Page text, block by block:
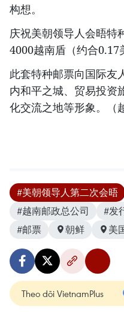
构想。
庆祝美朝领导人会晤特
4000越南盾（约合0.17
此套特种邮票向国际友
内和平之城、贸易投资
化交流之地等形象。（
#美朝领导人第二次会晤
#越南邮政总公司
#发
#邮票
朝鲜 美
Theo dõi VietnamPlus